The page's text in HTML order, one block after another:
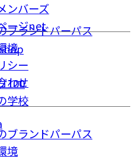
ンバーズ
ージnet
100
学校
ブランドパーパス
境
シー
わせ
ブランドパーパス
境